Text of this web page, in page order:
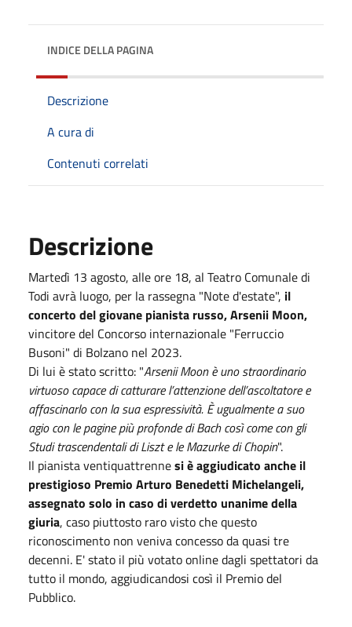
INDICE DELLA PAGINA
Descrizione
A cura di
Contenuti correlati
Descrizione
Martedì 13 agosto, alle ore 18, al Teatro Comunale di
Todi avrà luogo, per la rassegna "Note d'estate", il
concerto del giovane pianista russo, Arsenii Moon,
vincitore del Concorso internazionale "Ferruccio
Busoni" di Bolzano nel 2023.
Di lui è stato scritto: "Arsenii Moon è uno straordinario
virtuoso capace di catturare l’attenzione dell’ascoltatore e
affascinarlo con la sua espressività. È ugualmente a suo
agio con le pagine più profonde di Bach così come con gli
Studi trascendentali di Liszt e le Mazurke di Chopin".
Il pianista ventiquattrennesi è aggiudicato anche il
prestigioso Premio Arturo Benedetti Michelangeli,
assegnato solo in caso di verdetto unanime della
giuria, caso piuttosto raro visto che questo
riconoscimento non veniva concesso da quasi tre
decenni. E' stato il più votato online dagli spettatori da
tutto il mondo, aggiudicandosi così il Premio del
Pubblico.